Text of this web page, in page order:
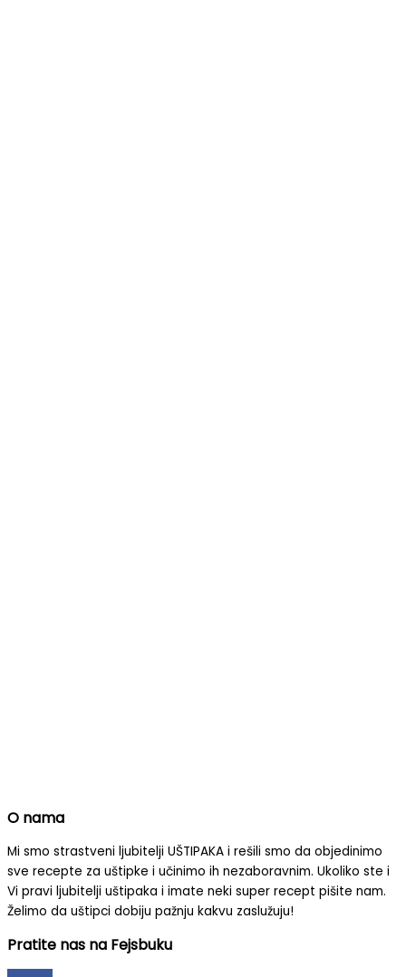
O nama
Mi smo strastveni ljubitelji UŠTIPAKA i rešili smo da objedinimo
sve recepte za uštipke i učinimo ih nezaboravnim. Ukoliko ste i
Vi pravi ljubitelji uštipaka i imate neki super recept pišite nam.
Želimo da uštipci dobiju pažnju kakvu zaslužuju!
Pratite nas na Fejsbuku